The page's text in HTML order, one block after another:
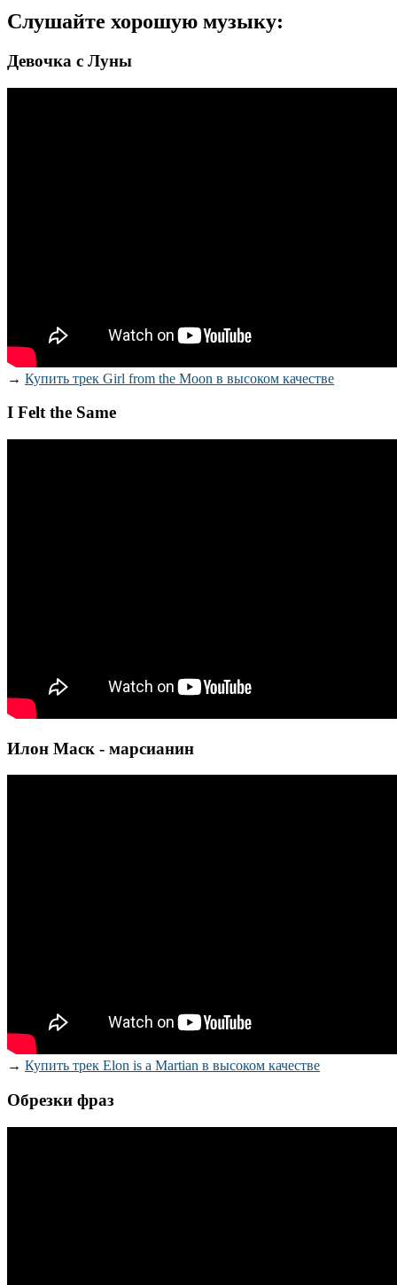
Слушайте хорошую музыку:
Девочка с Луны
→ Купить трек Girl from the Moon в высоком качестве
I Felt the Same
Илон Маск - марсианин
→ Купить трек Elon is a Martian в высоком качестве
Обрезки фраз